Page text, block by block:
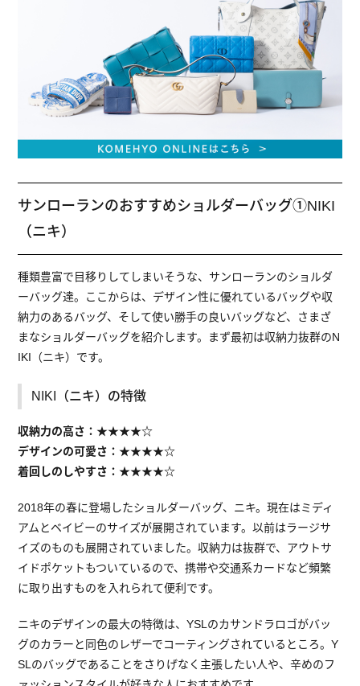
サンローランのおすすめショルダーバッグ①NIKI
（ニキ）
種類豊富で目移りしてしまいそうな、サンローランのショルダ
ーバッグ達。ここからは、デザイン性に優れているバッグや収
納力のあるバッグ、そして使い勝手の良いバッグなど、さまざ
まなショルダーバッグを紹介します。まず最初は収納力抜群のN
IKI（ニキ）です。
NIKI（ニキ）の特徴
収納力の高さ：★★★★☆
デザインの可愛さ：★★★★☆
着回しのしやすさ：★★★★☆
2018年の春に登場したショルダーバッグ、ニキ。現在はミディ
アムとベイビーのサイズが展開されています。以前はラージサ
イズのものも展開されていました。収納力は抜群で、アウトサ
イドポケットもついているので、携帯や交通系カードなど頻繁
に取り出すものを入れられて便利です。
ニキのデザインの最大の特徴は、YSLのカサンドラロゴがバッ
グのカラーと同色のレザーでコーティングされているところ。Y
SLのバッグであることをさりげなく主張したい人や、辛めのフ